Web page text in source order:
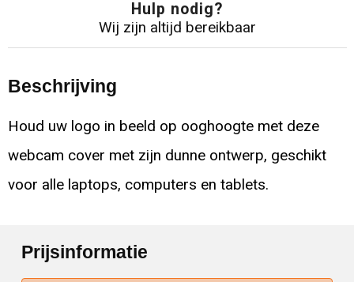
Hulp nodig?
Wij zijn altijd bereikbaar
Beschrijving
Houd uw logo in beeld op ooghoogte met deze
webcam cover met zijn dunne ontwerp, geschikt
voor alle laptops, computers en tablets.
Prijsinformatie